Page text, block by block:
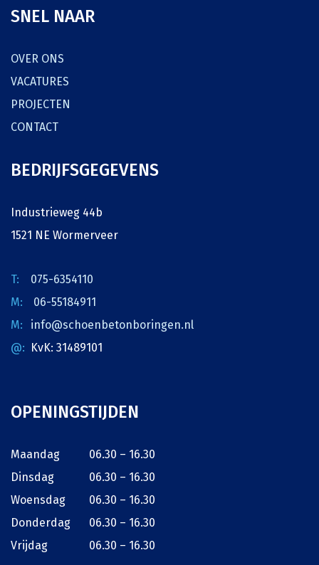
SNEL NAAR
OVER ONS
VACATURES
PROJECTEN
CONTACT
BEDRIJFSGEGEVENS
Industrieweg 44b
1521 NE Wormerveer
075-6354110
06-55184911
info@schoenbetonboringen.nl
KvK: 31489101
OPENINGSTIJDEN
Maandag
06.30 – 16.30
Dinsdag
06.30 – 16.30
Woensdag
06.30 – 16.30
Donderdag
06.30 – 16.30
Vrijdag
06.30 – 16.30